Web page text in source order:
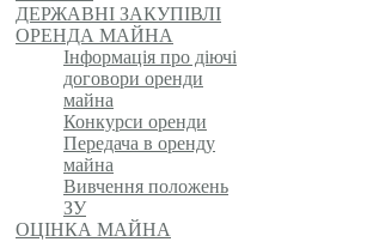
ДЕРЖАВНІ ЗАКУПІВЛІ
ОРЕНДА МАЙНА
Інформація про діючі
договори оренди
майна
Конкурси оренди
Передача в оренду
майна
Вивчення положень
ЗУ
ОЦІНКА МАЙНА